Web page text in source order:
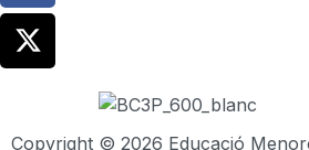
Copyright © 2026 Educació